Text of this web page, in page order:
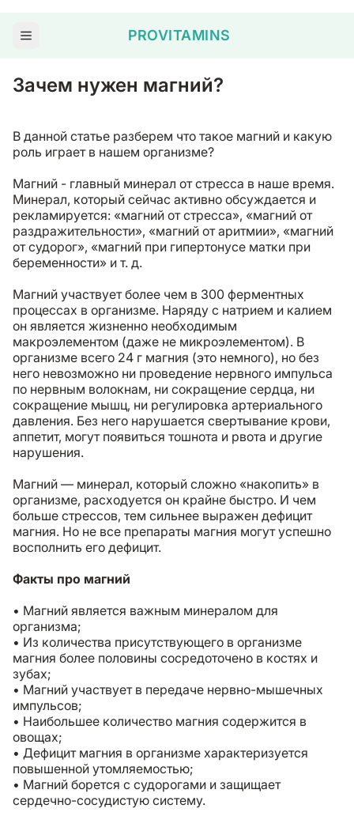
PROVITAMINS
Зачем нужен магний?
В данной статье разберем что такое магний и какую
роль играет в нашем организме?
Магний - главный минерал от стресса в наше время.
Минерал, который сейчас активно обсуждается и
рекламируется: «магний от стресса», «магний от
раздражительности», «магний от аритмии», «магний
от судорог», «магний при гипертонусе матки при
беременности» и т. д.
Магний участвует более чем в 300 ферментных
процессах в организме. Наряду с натрием и калием
он является жизненно необходимым
макроэлементом (даже не микроэлементом). В
организме всего 24 г магния (это немного), но без
него невозможно ни проведение нервного импульса
по нервным волокнам, ни сокращение сердца, ни
сокращение мышц, ни регулировка артериального
давления. Без него нарушается свертывание крови,
аппетит, могут появиться тошнота и рвота и другие
нарушения.
Магний — минерал, который сложно «накопить» в
организме, расходуется он крайне быстро. И чем
больше стрессов, тем сильнее выражен дефицит
магния. Но не все препараты магния могут успешно
восполнить его дефицит.
Факты про магний
• Магний является важным минералом для
организма;
• Из количества присутствующего в организме
магния более половины сосредоточено в костях и
зубах;
• Магний участвует в передаче нервно-мышечных
импульсов;
• Наибольшее количество магния содержится в
овощах;
• Дефицит магния в организме характеризуется
повышенной утомляемостью;
• Магний борется с судорогами и защищает
сердечно-сосудистую систему.